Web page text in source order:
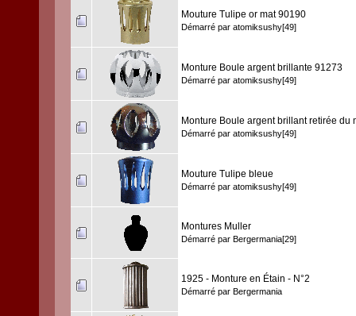
Mouture Tulipe or mat 90190
Démarré par atomiksushy[49]
Monture Boule argent brillante 91273
Démarré par atomiksushy[49]
Monture Boule argent brillant retirée du
Démarré par atomiksushy[49]
Mouture Tulipe bleue
Démarré par atomiksushy[49]
Montures Muller
Démarré par Bergermania[29]
1925 - Monture en Étain - N°2
Démarré par Bergermania